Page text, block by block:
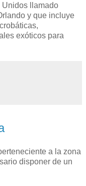
Unidos llamado
y que incluye
exóticos para
a la zona
disponer de un